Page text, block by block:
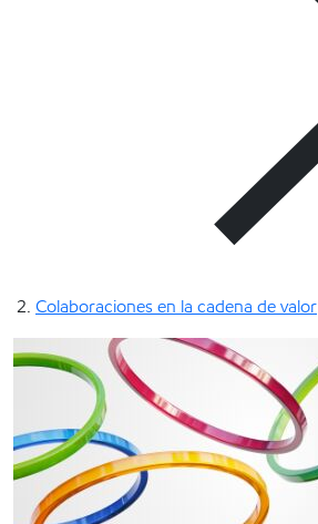
Colaboraciones en la cadena de valor